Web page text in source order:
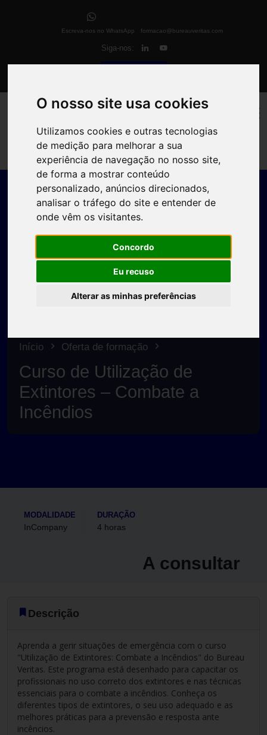
O nosso site usa cookies
Utilizamos cookies e outras tecnologias
de medição para melhorar a sua
experiência de navegação no nosso site,
de forma a mostrar conteúdo
personalizado, anúncios direcionados,
analisar o tráfego do site e entender de
onde vêm os visitantes.
Concordo
Eu recuso
Alterar as minhas preferências
Escreva-nos no WhatsApp formacao@bureauveritas.com
Siga-nos:
Início Oferta de formação
Curso de Utilização de
Extintores – Combate a
Incêndios
MODALIDADE
InCompany
DURAÇÃO
4 horas
A consultar
Descrição
Aprenda a gerir situações de emergência com o curso
"Utilização de Extintores: Combate a Incêndios" do Bureau
Veritas. Este programa está desenhado para capacitar os
profissionais no uso correto dos extintores e nas técnicas
essenciais para o combate a incêndios. Conheça os
diferentes tipos de extintores, o seu uso adequado e as
melhores práticas para a prevensão e resposta ante
incêncios.